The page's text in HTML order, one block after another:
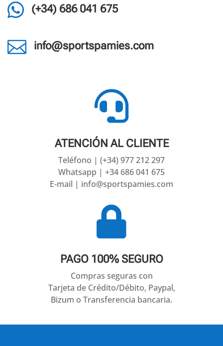
 (+34) 686 041 675
 info@sportspamies.com

ATENCIÓN AL CLIENTE
Teléfono | (+34) 977 212 297
Whatsapp | +34 686 041 675
E-mail | info@sportspamies.com

PAGO 100% SEGURO
Compras seguras con
Tarjeta de Crédito/Débito, Paypal,
Bizum o Transferencia bancaria.